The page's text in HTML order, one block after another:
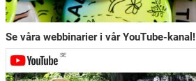
Se våra webbinarier i vår YouTube-kanal!